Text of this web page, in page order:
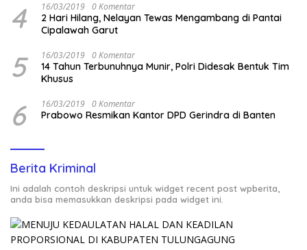
4 16/03/2019 0 Komentar
2 Hari Hilang, Nelayan Tewas Mengambang di Pantai
Cipalawah Garut
5 16/03/2019 0 Komentar
14 Tahun Terbunuhnya Munir, Polri Didesak Bentuk Tim
Khusus
6 16/03/2019 0 Komentar
Prabowo Resmikan Kantor DPD Gerindra di Banten
Berita Kriminal
Ini adalah contoh deskripsi untuk widget recent post wpberita,
anda bisa memasukkan deskripsi pada widget ini.